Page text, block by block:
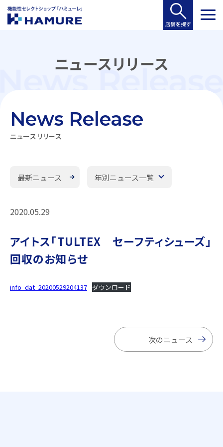
ニュースリリース
ニュースリリース
News Release
最新ニュース 年別ニュース一覧
2020.05.29
アイトス「TULTEX セーフティシューズ」
回収のお知らせ
info_dat_20200529204137 ダウンロード
次のニュース